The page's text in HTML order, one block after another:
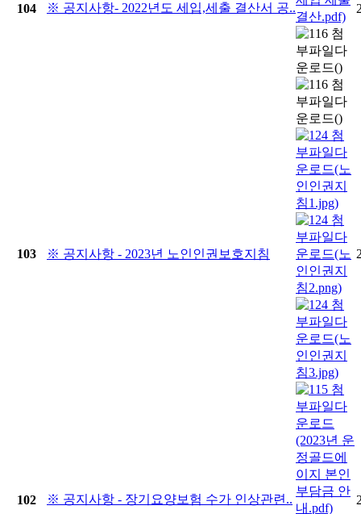
104 ※ 공지사항- 2022년도 세입,세출 결산서 공..
103 ※ 공지사항 - 2023년 노인인권보호지침
102 ※ 공지사항 - 장기요양보험 수가 인상관련..